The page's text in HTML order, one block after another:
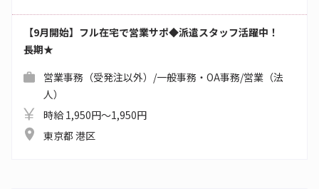
【9月開始】フル在宅で営業サポ◆派遣スタッフ活躍中！
長期★
営業事務（受発注以外）/一般事務・OA事務/営業（法
人）
時給 1,950円～1,950円
東京都 港区